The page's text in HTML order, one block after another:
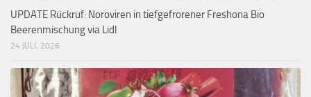
UPDATE Rückruf: Noroviren in tiefgefrorener Freshona Bio
Beerenmischung via Lidl
24 JULI, 2026